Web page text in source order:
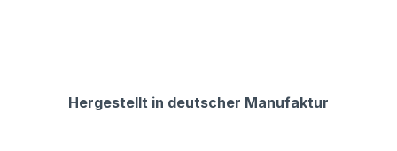
Hergestellt in deutscher Manufaktur